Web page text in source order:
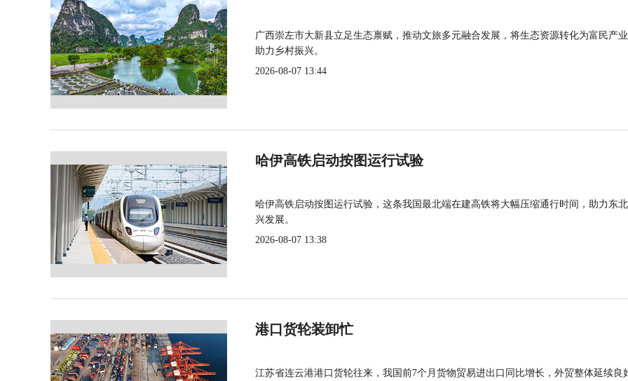
广西崇左市大新县立足生态禀赋，推动文旅多元融合发展，将生态资源转化为富民产
助力乡村振兴。
2026-08-07 13:44
哈伊高铁启动按图运行试验
哈伊高铁启动按图运行试验，这条我国最北端在建高铁将大幅压缩通行时间，助力东
兴发展。
2026-08-07 13:38
港口货轮装卸忙
江苏省连云港港口货轮往来，我国前7个月货物贸易进出口同比增长，外贸整体延续良